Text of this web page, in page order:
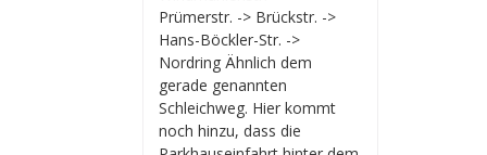
Prümerstr. -> Brückstr. ->
Hans-Böckler-Str. ->
Nordring Ähnlich dem
gerade genannten
Schleichweg. Hier kommt
noch hinzu, dass die